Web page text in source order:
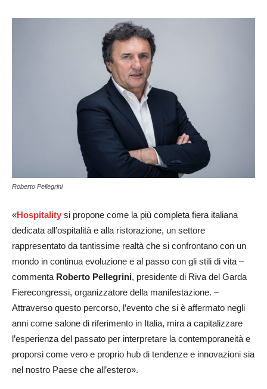
Roberto Pellegrini
«Hospitality si propone come la più completa fiera italiana
dedicata all’ospitalità e alla ristorazione, un settore
rappresentato da tantissime realtà che si confrontano con un
mondo in continua evoluzione e al passo con gli stili di vita –
commenta Roberto Pellegrini, presidente di Riva del Garda
Fierecongressi, organizzatore della manifestazione. –
Attraverso questo percorso, l’evento che si è affermato negli
anni come salone di riferimento in Italia, mira a capitalizzare
l’esperienza del passato per interpretare la contemporaneità e
proporsi come vero e proprio hub di tendenze e innovazioni sia
nel nostro Paese che all’estero».